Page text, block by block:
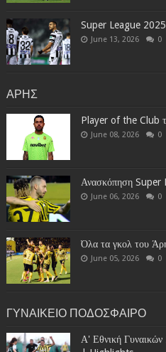
Super League
June 13, 2026 0
ΑΡΗΣ
Player of the Club
June 08, 2026 0
Ανασκόπηση
June 06, 2026 0
Όλα τα γκολ του
June 05, 2026 0
ΓΥΝΑΙΚΕΙΟ ΠΟΔΟΣΦΑΙΡΟ
Α' Εθνική